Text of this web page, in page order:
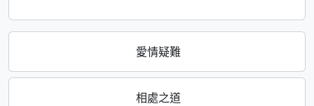
愛情疑難
相處之道